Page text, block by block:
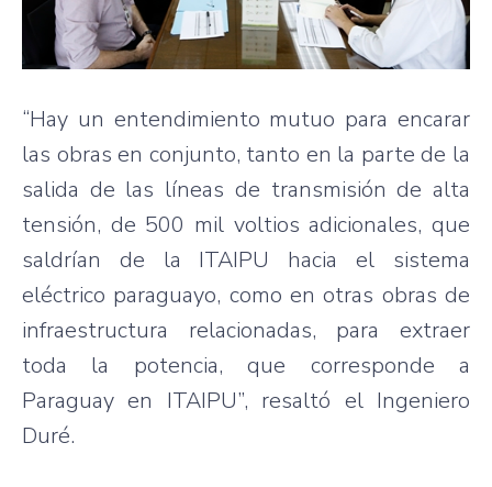
“Hay un entendimiento mutuo para encarar
las obras en conjunto, tanto en la parte de la
salida de las líneas de transmisión de alta
tensión, de 500 mil voltios adicionales, que
saldrían de la ITAIPU hacia el sistema
eléctrico paraguayo, como en otras obras de
infraestructura relacionadas, para extraer
toda la potencia, que corresponde a
Paraguay en ITAIPU”, resaltó el Ingeniero
Duré.